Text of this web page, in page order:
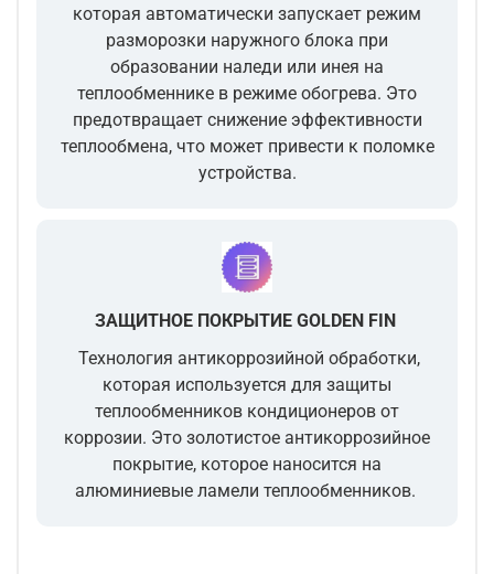
которая автоматически запускает режим
разморозки наружного блока при
образовании наледи или инея на
теплообменнике в режиме обогрева. Это
предотвращает снижение эффективности
теплообмена, что может привести к поломке
устройства.
ЗАЩИТНОЕ ПОКРЫТИЕ GOLDEN FIN
Технология антикоррозийной обработки,
которая используется для защиты
теплообменников кондиционеров от
коррозии. Это золотистое антикоррозийное
покрытие, которое наносится на
алюминиевые ламели теплообменников.